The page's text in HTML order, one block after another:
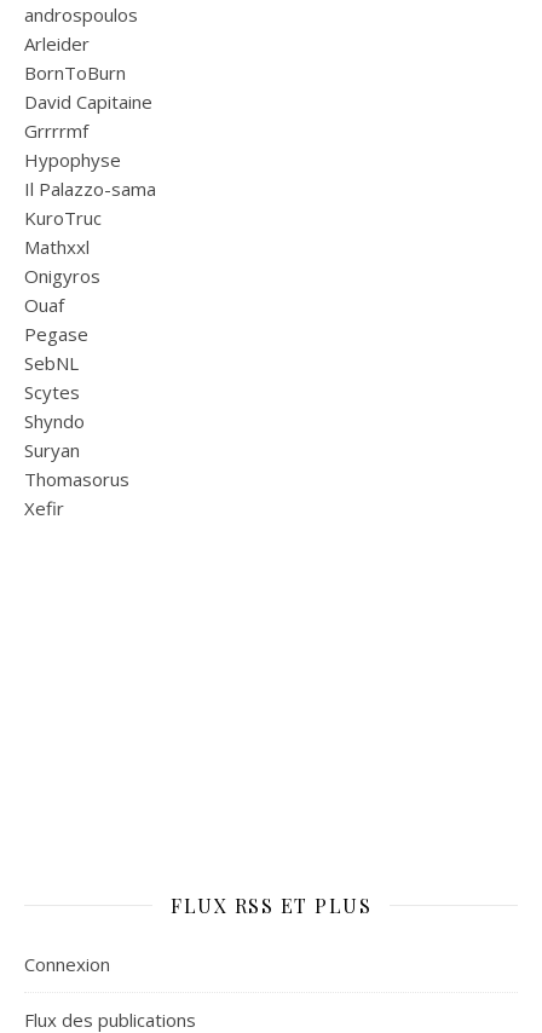
androspoulos
Arleider
BornToBurn
David Capitaine
Grrrrmf
Hypophyse
Il Palazzo-sama
KuroTruc
Mathxxl
Onigyros
Ouaf
Pegase
SebNL
Scytes
Shyndo
Suryan
Thomasorus
Xefir
FLUX RSS ET PLUS
Connexion
Flux des publications